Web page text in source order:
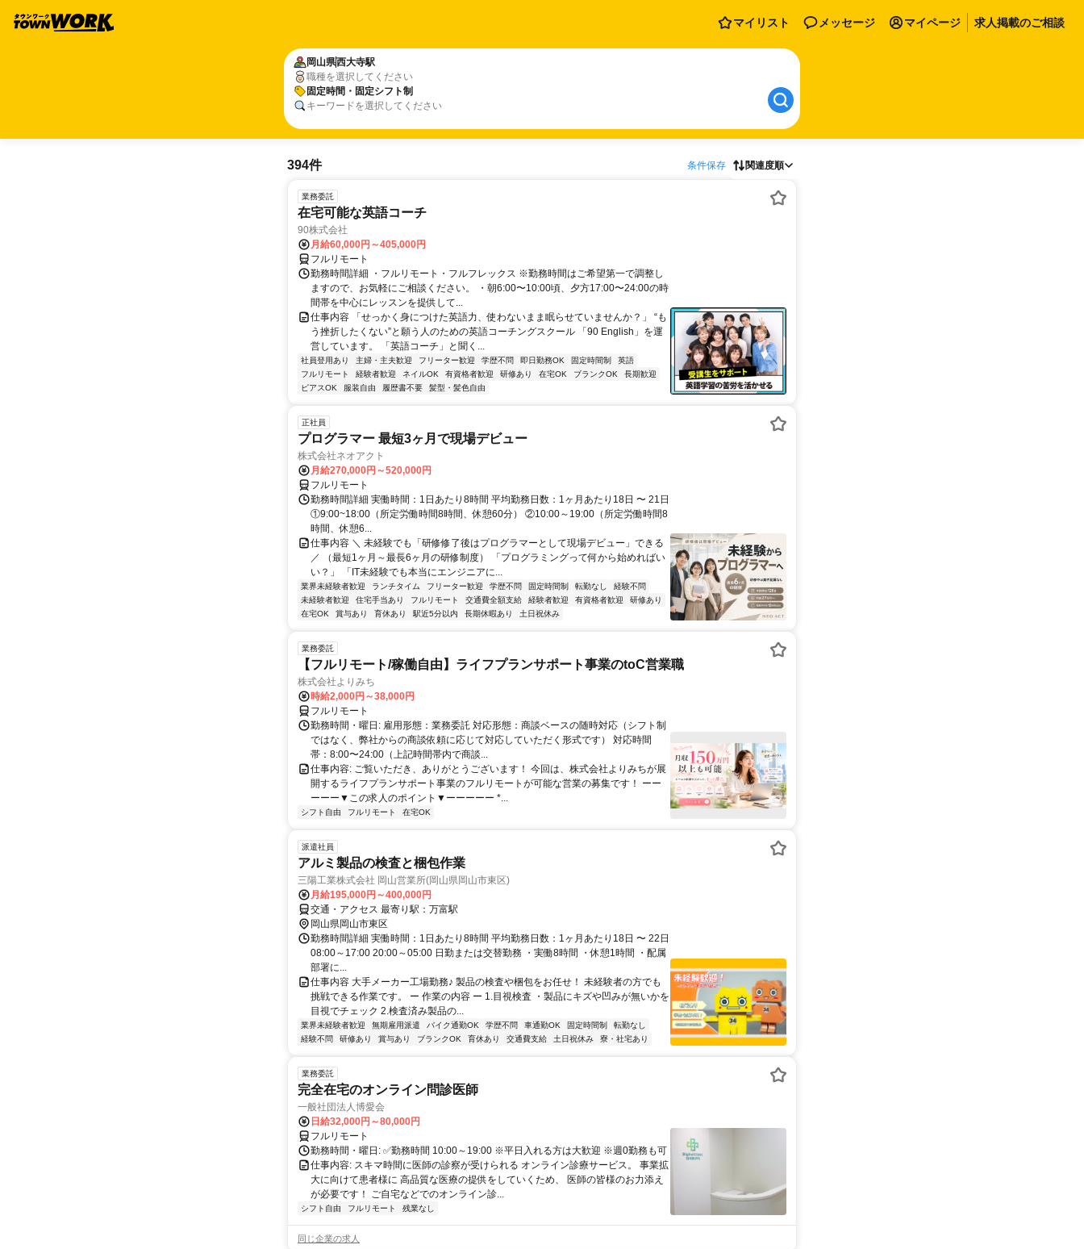
マイリスト メッセージ マイページ 求人掲載のご相談
岡山県西大寺駅
職種を選択してください
固定時間・固定シフト制
キーワードを選択してください
394件 条件保存 関連度順
業務委託
在宅可能な英語コーチ
90株式会社
月給60,000円～405,000円
フルリモート
勤務時間詳細 ・フルリモート・フルフレックス ※勤務時間はご希望第一で調整し
ますので、お気軽にご相談ください。 ・朝6:00〜10:00頃、夕方17:00〜24:00の時
間帯を中心にレッスンを提供して...
仕事内容 「せっかく身につけた英語力、使わないまま眠らせていませんか？」 “も
う挫折したくない”と願う人のための英語コーチングスクール 「90 English」を運
営しています。 「英語コーチ」と聞く...
社員登用あり 主婦・主夫歓迎 フリーター歓迎 学歴不問 即日勤務OK 固定時間制
英語
フルリモート
経験者歓迎 ネイルOK 有資格者歓迎 研修あり 在宅OK ブランクOK
長期歓迎
ピアスOK
服装自由 履歴書不要 髪型・髪色自由
正社員
プログラマー 最短3ヶ月で現場デビュー
株式会社ネオアクト
月給270,000円～520,000円
フルリモート
勤務時間詳細 実働時間：1日あたり8時間 平均勤務日数：1ヶ月あたり18日 〜 21日
①9:00~18:00（所定労働時間8時間、休憩60分） ②10:00～19:00（所定労働時間8
時間、休憩6...
仕事内容 ＼ 未経験でも「研修修了後はプログラマーとして現場デビュー」できる
／ （最短1ヶ月～最長6ヶ月の研修制度） 「プログラミングって何から始めればい
い？」 「IT未経験でも本当にエンジニアに...
業界未経験者歓迎 ランチタイム フリーター歓迎 学歴不問 固定時間制 転勤なし
経験不問
未経験者歓迎
住宅手当あり フルリモート 交通費全額支給 経験者歓迎 有資格者歓迎
研修あり
在宅OK
賞与あり 育休あり 駅近5分以内 長期休暇あり 土日祝休み
業務委託
【フルリモート/稼働自由】ライフプランサポート事業のtoC営業職
株式会社よりみち
時給2,000円～38,000円
フルリモート
勤務時間・曜日: 雇用形態：業務委託 対応形態：商談ベースの随時対応（シフト制
ではなく、弊社からの商談依頼に応じて対応していただく形式です） 対応時間
帯：8:00〜24:00（上記時間帯内で商談...
仕事内容: ご覧いただき、ありがとうございます！ 今回は、株式会社よりみちが展
開するライフプランサポート事業のフルリモートが可能な営業の募集です！ ーー
ーーー▼この求人のポイント▼ーーーーー *...
シフト自由 フルリモート 在宅OK
派遣社員
アルミ製品の検査と梱包作業
三陽工業株式会社 岡山営業所(岡山県岡山市東区)
月給195,000円～400,000円
交通・アクセス 最寄り駅：万富駅
岡山県岡山市東区
勤務時間詳細 実働時間：1日あたり8時間 平均勤務日数：1ヶ月あたり18日 〜 22日
08:00～17:00 20:00～05:00 日勤または交替勤務 ・実働8時間 ・休憩1時間 ・配属
部署に...
仕事内容 大手メーカー工場勤務♪ 製品の検査や梱包をお任せ！ 未経験者の方でも
挑戦できる作業です。 ー 作業の内容 ー 1.目視検査 ・製品にキズや凹みが無いかを
目視でチェック 2.検査済み製品の...
業界未経験者歓迎 無期雇用派遣 バイク通勤OK 学歴不問 車通勤OK 固定時間制
転勤なし
経験不問
研修あり 賞与あり ブランクOK 育休あり 交通費支給 土日祝休み 寮・社宅あり
業務委託
完全在宅のオンライン問診医師
一般社団法人博愛会
日給32,000円～80,000円
フルリモート
勤務時間・曜日: ✅勤務時間 10:00～19:00 ※平日入れる方は大歓迎 ※週0勤務も可
仕事内容: スキマ時間に医師の診察が受けられる オンライン診療サービス。 事業拡
大に向けて患者様に 高品質な医療の提供をしていくため、 医師の皆様のお力添え
が必要です！ ご自宅などでのオンライン診...
シフト自由 フルリモート 残業なし
同じ企業の求人